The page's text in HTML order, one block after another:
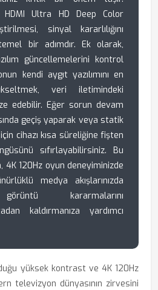
HDMI Ultra HD Deep Color
sinyal kararlılığını
bir adımdır. Ek olarak,
güncellemelerini kontrol
kendi aygıt yazılımını en
veri iletimindeki
edebilir. Eğer sorun devam
geçiş yaparak veya statik
cihazı kısa süreliğine fişten
sıfırlayabilirsiniz. Bu
4K 120Hz oyun deneyiminizde
medya akışlarınızda
görüntü kararmalarını
kaldırmanıza yardımcı
yüksek kontrast ve 4K 120Hz
televizyon dünyasının zirvesini